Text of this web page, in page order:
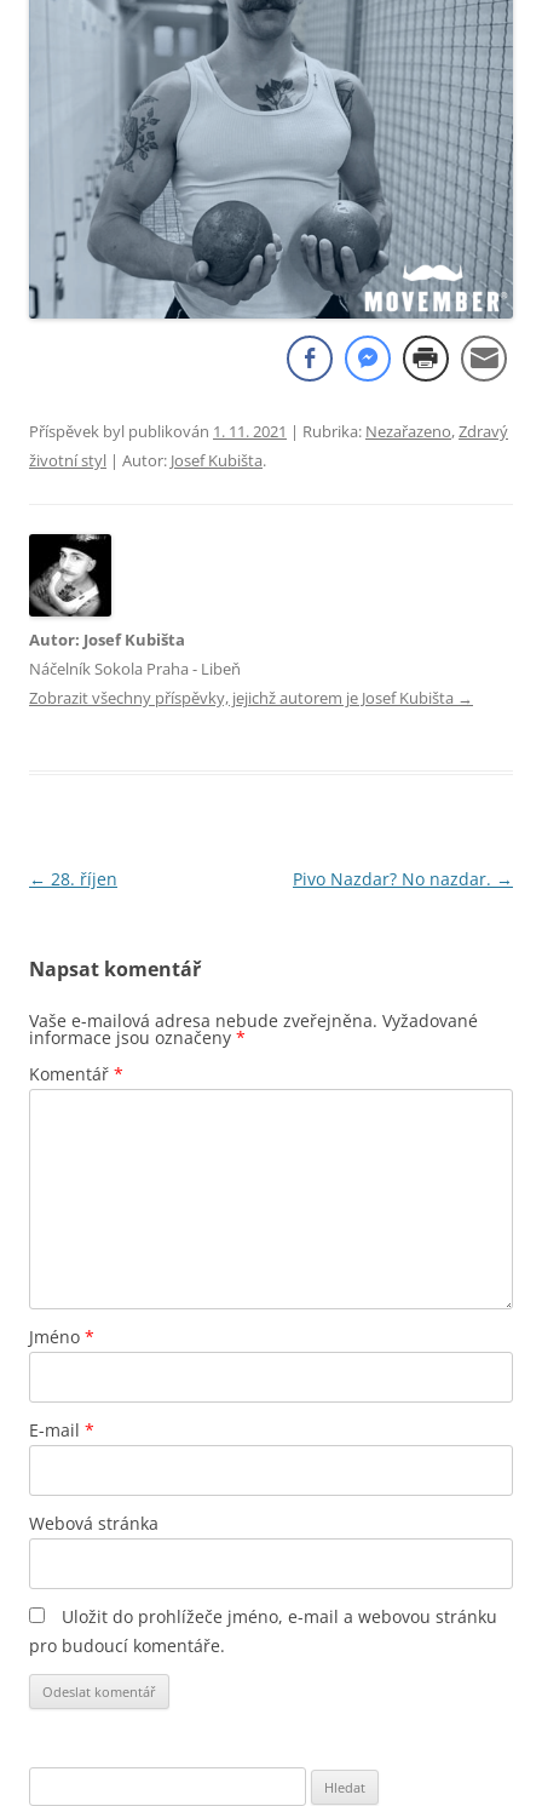
Příspěvek byl publikován 1. 11. 2021 | Rubrika: Nezařazeno,Zdravý
životní styl | Autor: Josef Kubišta.
Autor: Josef Kubišta
Náčelník Sokola Praha - Libeň
Zobrazit všechny příspěvky, jejichž autorem je Josef Kubišta →
Navigace
← 28. říjen Pivo Nazdar? No nazdar. →
Napsat komentář
Vaše e-mailová adresa nebude zveřejněna. Vyžadované
informace jsou označeny *
Komentář *
Jméno *
E-mail *
Webová stránka
Uložit do prohlížeče jméno, e-mail a webovou stránku
pro budoucí komentáře.